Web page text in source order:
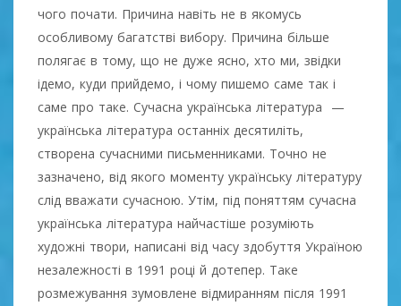
чого почати. Причина навіть не в якомусь
особливому багатстві вибору. Причина більше
полягає в тому, що не дуже ясно, хто ми, звідки
ідемо, куди прийдемо, і чому пишемо саме так і
саме про таке. Сучасна українська література —
українська література останніх десятиліть,
створена сучасними письменниками. Точно не
зазначено, від якого моменту українську літературу
слід вважати сучасною. Утім, під поняттям сучасна
українська література найчастіше розуміють
художні твори, написані від часу здобуття Україною
незалежності в 1991 році й дотепер. Таке
розмежування зумовлене відмиранням після 1991